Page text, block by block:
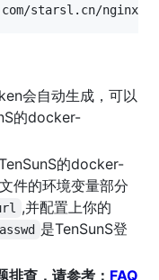
会自动生成，可以
的docker-
的docker-
件的环境变量部分
,并配置上你的
是TenSunS登
排查，请参考： FAQ